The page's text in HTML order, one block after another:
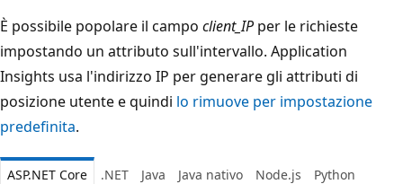
È possibile popolare il campo client_IP per le richieste
impostando un attributo sull'intervallo. Application
Insights usa l'indirizzo IP per generare gli attributi di
posizione utente e quindi lo rimuove per impostazione
predefinita.
ASP.NET Core .NET Java Java nativo Node.js Python